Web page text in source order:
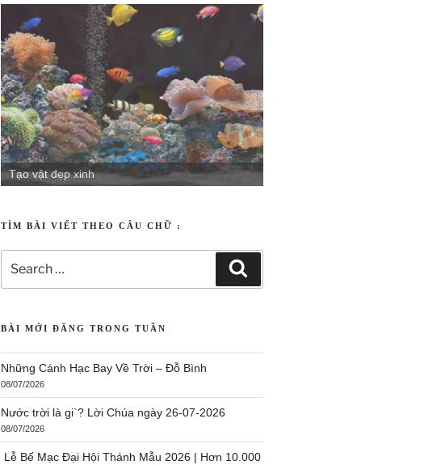
Tạo vật đẹp xinh
TÌM BÀI VIẾT THEO CÂU CHỮ :
BÀI MỚI ĐĂNG TRONG TUẦN
Những Cánh Hạc Bay Về Trời – Đỗ Bình
08/07/2026
Nước trời là gi`? Lời Chúa ngày 26-07-2026
08/07/2026
Lễ Bế Mạc Đại Hội Thánh Mẫu 2026 | Hơn 10.000